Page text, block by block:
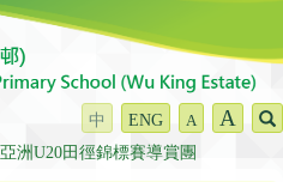
中 ENG A A
亞洲U20田徑錦標賽導賞團